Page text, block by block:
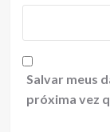
Salvar meus
próxima vez